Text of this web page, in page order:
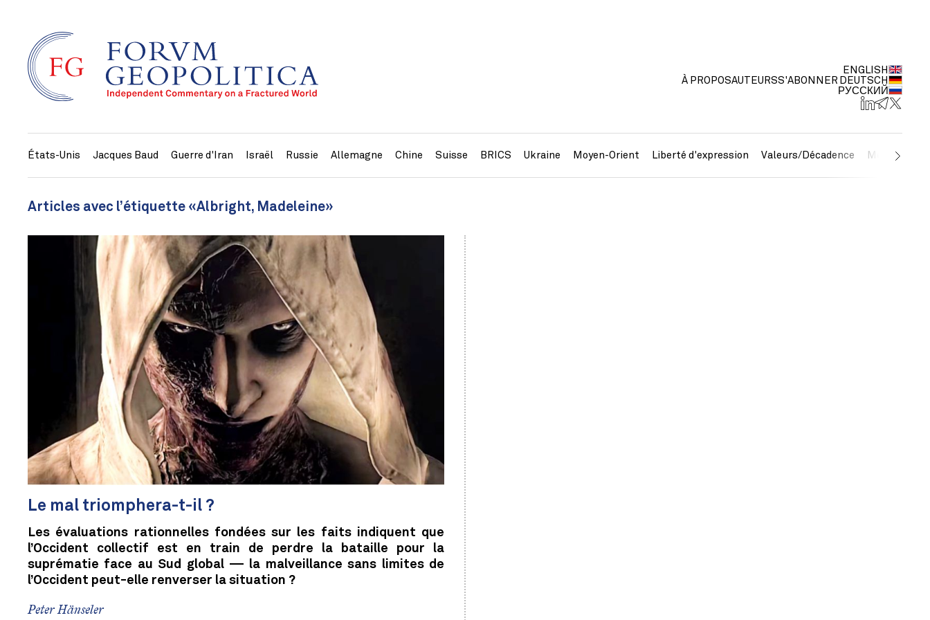
À PROPOSAUTEURSS'ABONNER
ENGLISH
DEUTSCH
РУССКИЙ
États-Unis Jacques Baud Guerre d'Iran Israël Russie Allemagne Chine Suisse BRICS Ukraine Moyen-Orient Liberté d'expression Valeurs/Décadence Métaux
Articles avec l’étiquette «Albright, Madeleine»
Le mal triomphera-t-il ?
Les évaluations rationnelles fondées sur les faits indiquent que
l’Occident collectif est en train de perdre la bataille pour la
suprématie face au Sud global — la malveillance sans limites de
l’Occident peut-elle renverser la situation ?
Peter Hänseler